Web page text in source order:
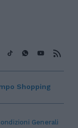
Generali
Shopping